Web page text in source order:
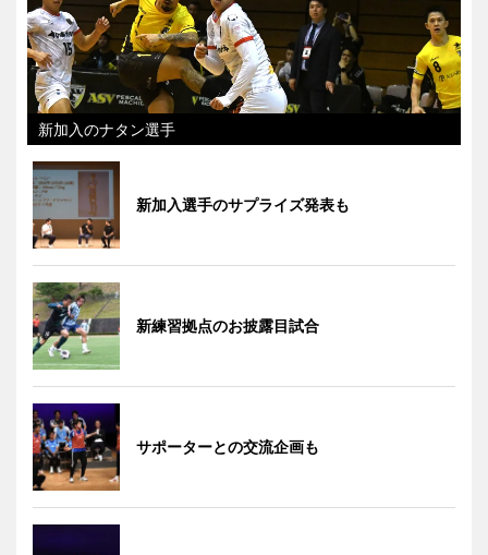
新加入のナタン選手
新加入選手のサプライズ発表も
新練習拠点のお披露目試合
サポーターとの交流企画も